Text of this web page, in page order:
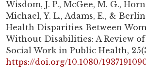
Wisdom, J. P., McGee, M. G.,
Michael, Y. L., Adams, E., &
Health Disparities Between
Without Disabilities: A Review of
Social Work in Public Health,
https://doi.org/10.1080/